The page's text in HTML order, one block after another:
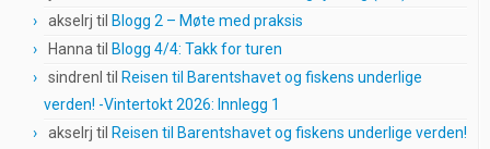
akselrj til Blogg 2 – Møte med praksis
Hanna til Blogg 4/4: Takk for turen
sindrenl til Reisen til Barentshavet og fiskens underlige
verden! -Vintertokt 2026: Innlegg 1
akselrj til Reisen til Barentshavet og fiskens underlige verden!